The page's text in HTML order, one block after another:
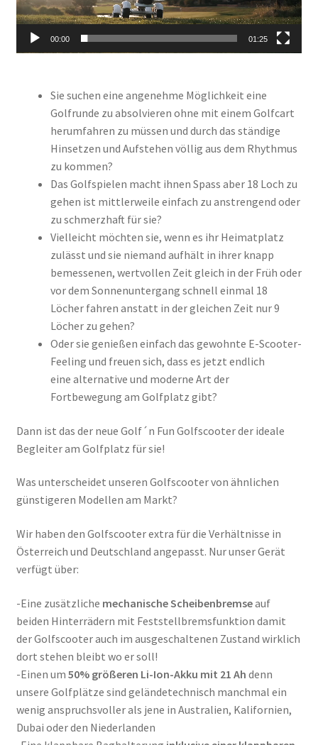
00:00 01:25
Sie suchen eine angenehme Möglichkeit eine
Golfrunde zu absolvieren ohne mit einem Golfcart
herumfahren zu müssen und durch das ständige
Hinsetzen und Aufstehen völlig aus dem Rhythmus
zu kommen?
Das Golfspielen macht ihnen Spass aber 18 Loch zu
gehen ist mittlerweile einfach zu anstrengend oder
zu schmerzhaft für sie?
Vielleicht möchten sie, wenn es ihr Heimatplatz
zulässt und sie niemand aufhält in ihrer knapp
bemessenen, wertvollen Zeit gleich in der Früh oder
vor dem Sonnenuntergang schnell einmal 18
Löcher fahren anstatt in der gleichen Zeit nur 9
Löcher zu gehen?
Oder sie genießen einfach das gewohnte E-Scooter-
Feeling und freuen sich, dass es jetzt endlich
eine alternative und moderne Art der
Fortbewegung am Golfplatz gibt?
Dann ist das der neue Golf´n Fun Golfscooter der ideale
Begleiter am Golfplatz für sie!
Was unterscheidet unseren Golfscooter von ähnlichen
günstigeren Modellen am Markt?
Wir haben den Golfscooter extra für die Verhältnisse in
Österreich und Deutschland angepasst. Nur unser Gerät
verfügt über:
-Eine zusätzliche mechanische Scheibenbremseauf
beiden Hinterrädern mit Feststellbremsfunktion damit
der Golfscooter auch im ausgeschaltenen Zustand wirklich
dort stehen bleibt wo er soll!
-Einen um 50% größeren Li-Ion-Akku mit 21 Ah denn
unsere Golfplätze sind geländetechnisch manchmal ein
wenig anspruchsvoller als jene in Australien, Kalifornien,
Dubai oder den Niederlanden